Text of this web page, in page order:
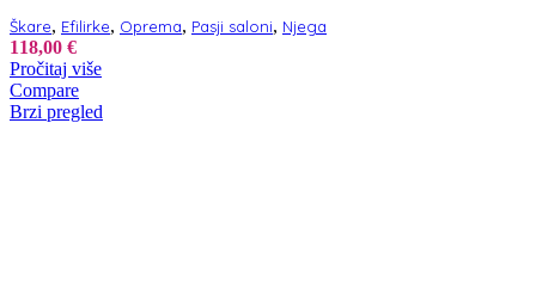
Škare, Efilirke, Oprema, Pasji saloni, Njega
118,00 €
Pročitaj više
Compare
Brzi pregled